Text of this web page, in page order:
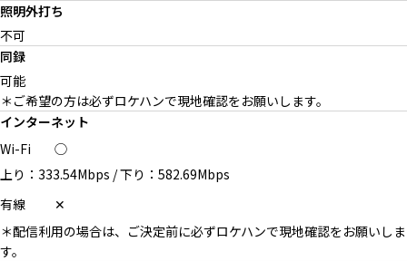
照明外打ち
不可
同録
可能
＊ご希望の方は必ずロケハンで現地確認をお願いします。
インターネット
Wi-Fi
◯
上り：333.54Mbps /下り：582.69Mbps
有線
✕
＊配信利用の場合は、ご決定前に必ずロケハンで現地確認をお願いしま
す。